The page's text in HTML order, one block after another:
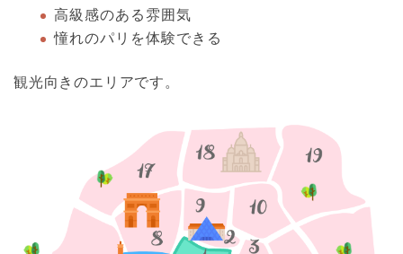
高級感のある雰囲気
憧れのパリを体験できる
観光向きのエリアです。